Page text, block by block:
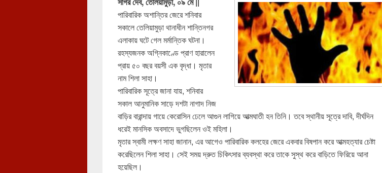
পারিবারিক অশান্তির জেরে শনিবার
সকালে তেলিয়ামুড়া থানাধীন শান্তিনগর
এলাকায় ঘটে গেল মর্মান্তিক ঘটনা।
রহস্যজনক অগ্নিকাণ্ডে প্রাণ হারালেন
প্রায় ৫০ বছর বয়সী এক বৃদ্ধা। মৃতার
নাম শিলা সাহা।
পারিবারিক সূত্রে জানা যায়, শনিবার
সকাল আনুমানিক সাড়ে দশটা নাগাদ নিজ
বাড়ির বারান্দায় গায়ে কেরোসিন ঢেলে আগুন লাগিয়ে আত্মঘাতী হন তিনি। তবে স্থানীয় সূত্রে দাবি, দীর্ঘদিন
ধরেই মানসিক অবসাদে ভুগছিলেন ওই মহিলা।
মৃতার স্বামী লক্ষণ সাহা জানান, এর আগেও পারিবারিক কলহের জেরে একবার বিষপান করে আত্মহত্যার চেষ্টা
করেছিলেন শিলা সাহা। সেই সময় দ্রুত চিকিৎসার ব্যবস্থা করে তাকে সুস্থ করে বাড়িতে ফিরিয়ে আনা
হয়েছিল।